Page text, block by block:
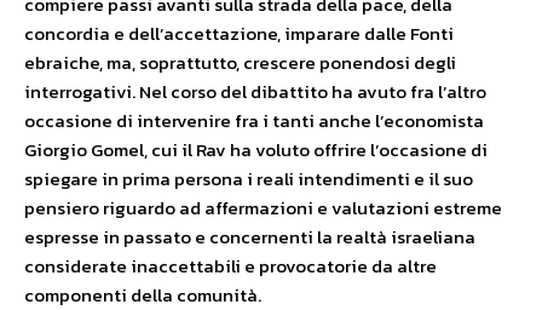
concordia e dell’accettazione, imparare dalle Fonti
ebraiche, ma, soprattutto, crescere ponendosi degli
interrogativi. Nel corso del dibattito ha avuto fra l’altro
occasione di intervenire fra i tanti anche l’economista
Giorgio Gomel, cui il Rav ha voluto offrire l’occasione di
spiegare in prima persona i reali intendimenti e il suo
pensiero riguardo ad affermazioni e valutazioni estreme
espresse in passato e concernenti la realtà israeliana
considerate inaccettabili e provocatorie da altre
componenti della comunità.